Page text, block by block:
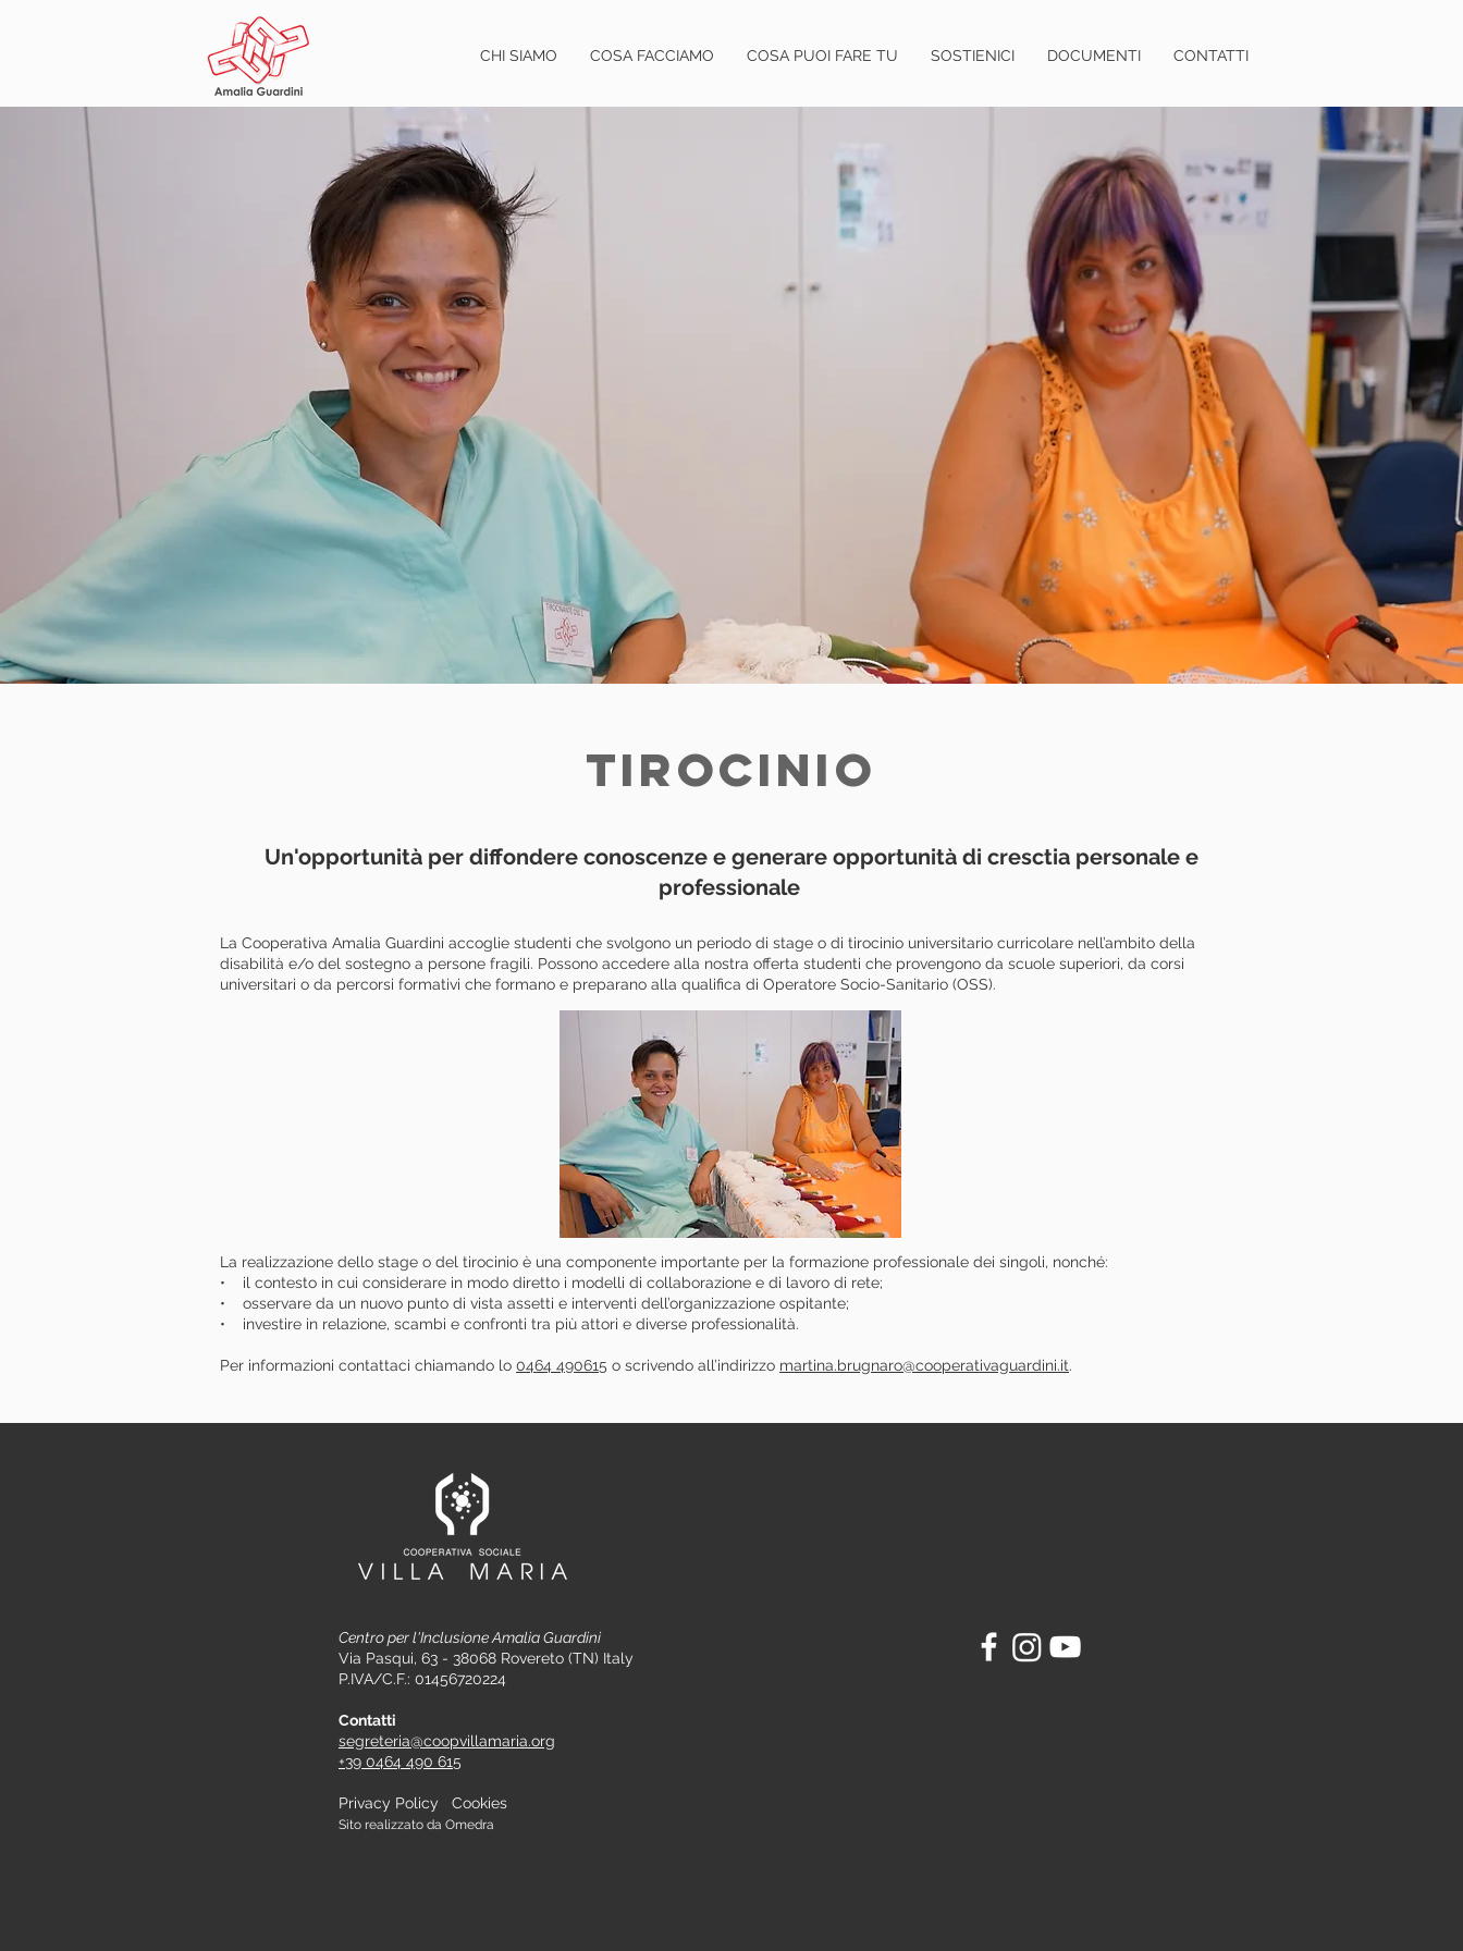
CHI SIAMO COSA FACCIAMO COSA PUOI FARE TU SOSTIENICI DOCUMENTI CONTATTI
TIROCINIO
Un'opportunità per diffondere conoscenze e generare opportunità di cresctia personale e
professionale
La Cooperativa Amalia Guardini accoglie studenti che svolgono un periodo di stage o di tirocinio universitario curricolare nell’ambito della
disabilità e/o del sostegno a persone fragili. Possono accedere alla nostra offerta studenti che provengono da scuole superiori, da corsi
universitari o da percorsi formativi che formano e preparano alla qualifica di Operatore Socio-Sanitario (OSS).
La realizzazione dello stage o del tirocinio è una componente importante per la formazione professionale dei singoli, nonché:
• il contesto in cui considerare in modo diretto i modelli di collaborazione e di lavoro di rete;
• osservare da un nuovo punto di vista assetti e interventi dell’organizzazione ospitante;
• investire in relazione, scambi e confronti tra più attori e diverse professionalità.
Per informazioni contattaci chiamando lo 0464 490615 o scrivendo all’indirizzo martina.brugnaro@cooperativaguardini.it.
Centro per l'Inclusione Amalia Guardini
Via Pasqui, 63 - 38068 Rovereto (TN) Italy
P.IVA/C.F.: 01456720224
Contatti
segreteria@coopvillamaria.org
+39 0464 490 615
Privacy Policy Cookies
​Sito realizzato da Omedra